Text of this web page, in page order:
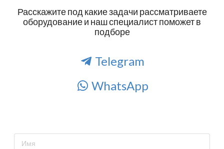
Расскажите под какие задачи рассматриваете
оборудование и наш специалист поможет в
подборе
Telegram
WhatsApp